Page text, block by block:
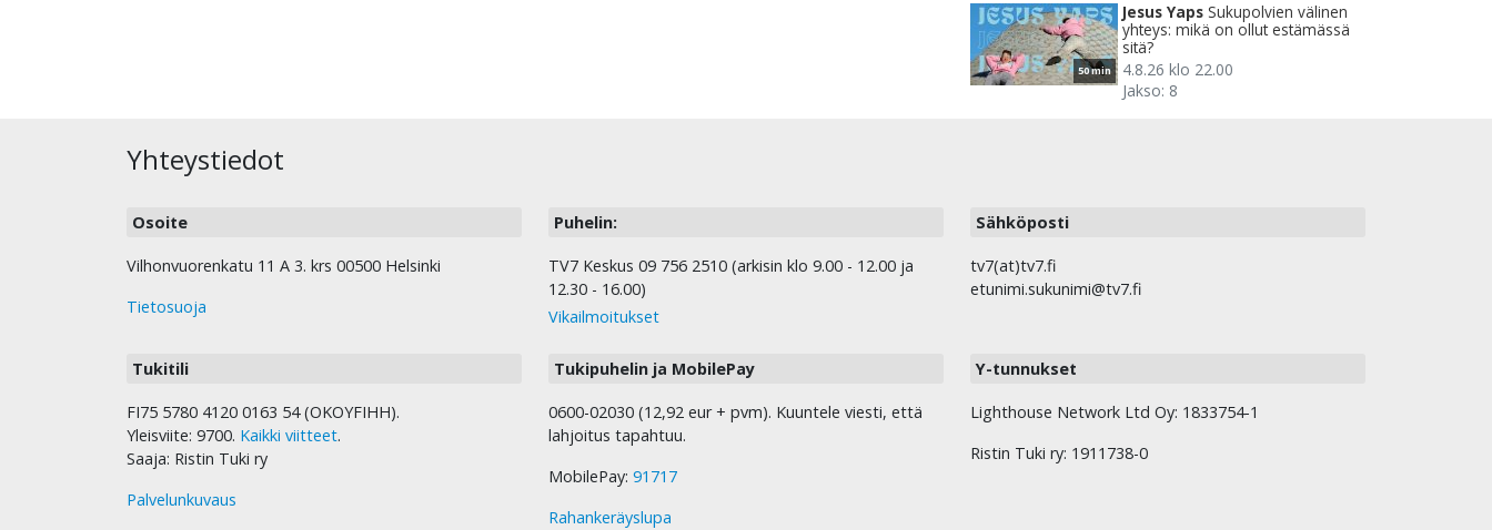
50 min
Jesus Yaps Sukupolvien välinen
yhteys: mikä on ollut estämässä
sitä?
4.8.26 klo 22.00
Jakso: 8
Yhteystiedot
Osoite
Vilhonvuorenkatu 11 A 3. krs 00500 Helsinki
Tietosuoja
Puhelin:
TV7 Keskus 09 756 2510 (arkisin klo 9.00 - 12.00 ja
12.30 - 16.00)
Vikailmoitukset
Sähköposti
tv7(at)tv7.fi
etunimi.sukunimi@tv7.fi
Tukitili
FI75 5780 4120 0163 54 (OKOYFIHH).
Yleisviite: 9700. Kaikki viitteet.
Saaja: Ristin Tuki ry
Palvelunkuvaus
Tukipuhelin ja MobilePay
0600-02030 (12,92 eur + pvm). Kuuntele viesti, että
lahjoitus tapahtuu.
MobilePay: 91717
Rahankeräyslupa
Y-tunnukset
Lighthouse Network Ltd Oy: 1833754-1
Ristin Tuki ry: 1911738-0